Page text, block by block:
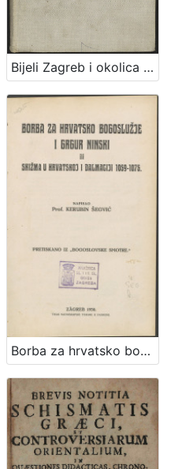
Bijeli Zagreb i okolica u opisu i slikama : sa malim rječnikom, praktičnim uputama, planom grada Zagreba i željezničkom kartom
Borba za hrvatsko bogoslužje i Grgur Ninski ili Skižma u Hrvatskoj i Dalmaciji 1059-1075. / napisao Kerubin Šegvić